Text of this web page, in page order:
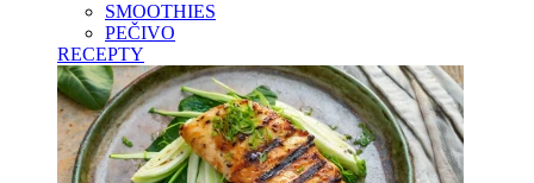
SMOOTHIES
PEČIVO
RECEPTY